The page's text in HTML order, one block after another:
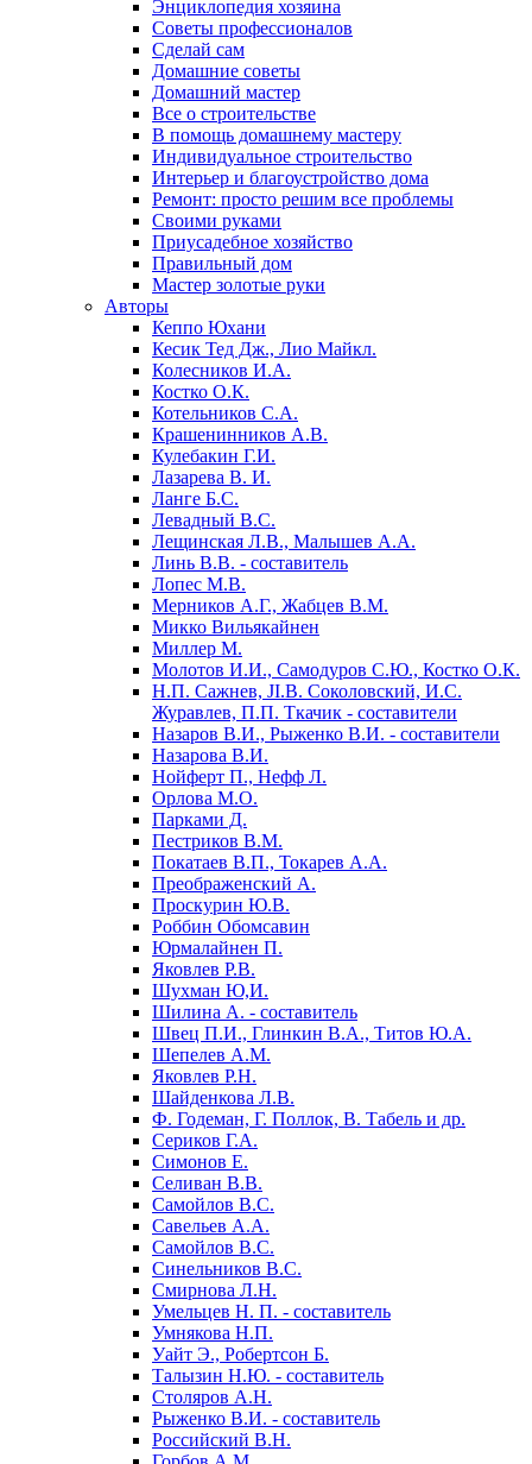
Энциклопедия хозяина
Советы профессионалов
Сделай сам
Домашние советы
Домашний мастер
Все о строительстве
В помощь домашнему мастеру
Индивидуальное строительство
Интерьер и благоустройство дома
Ремонт: просто решим все проблемы
Своими руками
Приусадебное хозяйство
Правильный дом
Мастер золотые руки
Авторы
Кеппо Юхани
Кесик Тед Дж., Лио Майкл.
Колесников И.А.
Костко О.К.
Котельников С.А.
Крашенинников А.В.
Кулебакин Г.И.
Лазарева В. И.
Ланге Б.С.
Левадный B.C.
Лещинская Л.В., Малышев А.А.
Линь В.В. - составитель
Лопес М.В.
Мерников А.Г., Жабцев В.М.
Микко Вильякайнен
Миллер М.
Молотов И.И., Самодуров С.Ю., Костко О.К.
Н.П. Сажнев, JI.В. Соколовский, И.С.
Журавлев, П.П. Ткачик - составители
Назаров В.И., Рыженко В.И. - составители
Назарова В.И.
Нойферт П., Нефф Л.
Орлова М.О.
Парками Д.
Пестриков В.М.
Покатаев В.П., Токарев А.А.
Преображенский А.
Проскурин Ю.В.
Роббин Обомсавин
Юрмалайнен П.
Яковлев Р.В.
Шухман Ю,И.
Шилина А. - составитель
Швец П.И., Глинкин В.А., Титов Ю.А.
Шепелев А.М.
Яковлев Р.Н.
Шайденкова Л.В.
Ф. Годеман, Г. Поллок, В. Табель и др.
Сериков Г.А.
Симонов Е.
Селиван В.В.
Самойлов В.С.
Савельев А.А.
Самойлов B.C.
Синельников B.C.
Смирнова Л.Н.
Умельцев Н. П. - составитель
Умнякова Н.П.
Уайт Э., Робертсон Б.
Талызин Н.Ю. - составитель
Столяров А.Н.
Рыженко В.И. - составитель
Российский В.Н.